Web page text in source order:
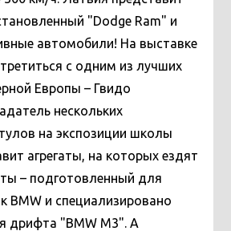
"Dodge Ram" и
автомобили! На выставке
с одним из лучших
Европы – Гвидо
нескольких
на экспозиции школы
агрегаты, на которых ездят
– подготовленный для
BMW и специализировано
дрифта "BMW M3". А